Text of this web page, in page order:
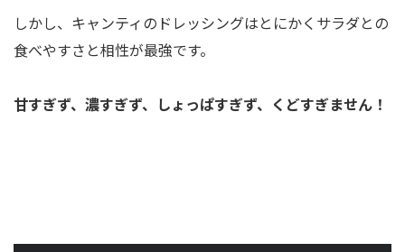
しかし、キャンティのドレッシングはとにかくサラダとの
食べやすさと相性が最強です。
甘すぎず、濃すぎず、しょっぱすぎず、くどすぎません！